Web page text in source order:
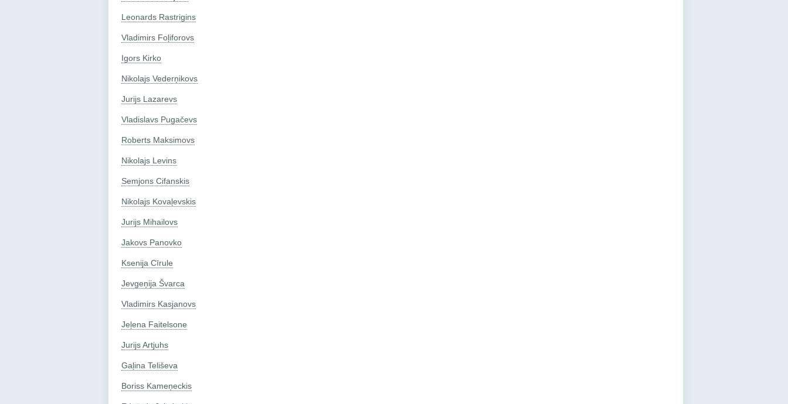
Leonards Rastrigins
Vladimirs Foļiforovs
Igors Kirko
Nikolajs Vederņikovs
Jurijs Lazarevs
Vladislavs Pugačevs
Roberts Maksimovs
Nikolajs Levins
Semjons Cifanskis
Nikolajs Kovaļevskis
Jurijs Mihailovs
Jakovs Panovko
Ksenija Cīrule
Jevgeņija Švarca
Vladimirs Kasjanovs
Jeļena Faitelsone
Jurijs Artjuhs
Gaļina Teliševa
Boriss Kameņeckis